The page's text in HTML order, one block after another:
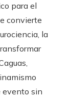
para el
convierte
la
evento sin